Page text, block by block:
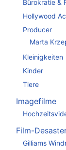
Bürokratie &
Hollywood
Producer
Marta
Kleinigkeiten
Kinder
Tiere
Imagefilme
Film-
Gilliams